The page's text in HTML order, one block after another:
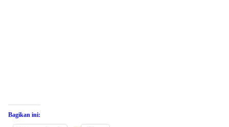
Bagikan ini: